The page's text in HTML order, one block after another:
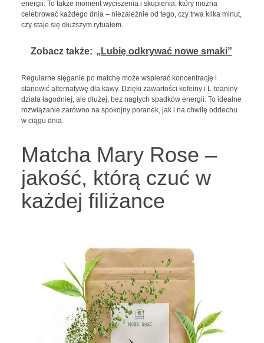
energii. To także moment wyciszenia i skupienia, który można
celebrować każdego dnia – niezależnie od tego, czy trwa kilka minut,
czy staje się dłuższym rytuałem.
Zobacz także: „Lubię odkrywać nowe smaki”
Regularne sięganie po matchę może wspierać koncentrację i
stanowić alternatywę dla kawy. Dzięki zawartości kofeiny i L-teaniny
działa łagodniej, ale dłużej, bez nagłych spadków energii. To idealne
rozwiązanie zarówno na spokojny poranek, jak i na chwilę oddechu
w ciągu dnia.
Matcha Mary Rose –
jakość, którą czuć w
każdej filiżance